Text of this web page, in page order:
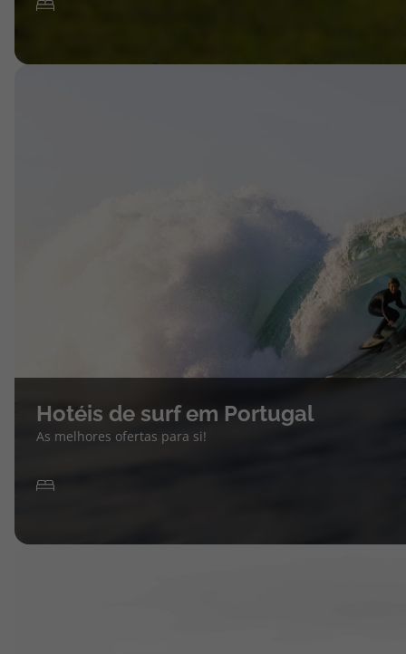
Hotéis de surf em Portugal
As melhores ofertas para si!